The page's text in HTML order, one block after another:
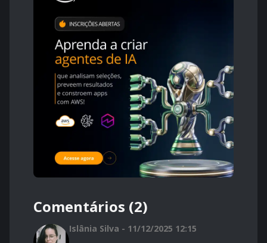
Comentários (2)
Islânia Silva - 11/12/2025 12:15